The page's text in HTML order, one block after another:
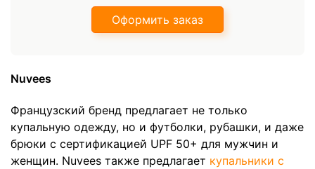
Оформить заказ
Nuvees
Французский бренд предлагает не только
купальную одежду, но и футболки, рубашки, и даже
брюки с сертификацией UPF 50+ для мужчин и
женщин. Nuvees также предлагает купальники с